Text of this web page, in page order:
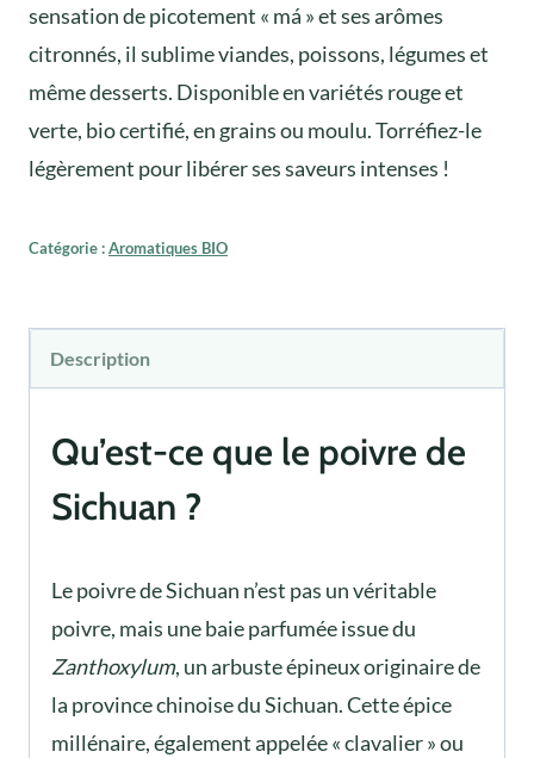
sensation de picotement « má » et ses arômes
citronnés, il sublime viandes, poissons, légumes et
même desserts. Disponible en variétés rouge et
verte, bio certifié, en grains ou moulu. Torréfiez-le
légèrement pour libérer ses saveurs intenses !
Catégorie : Aromatiques BIO
Description
Qu’est-ce que le poivre de
Sichuan ?
Le poivre de Sichuan n’est pas un véritable
poivre, mais une baie parfumée issue du
Zanthoxylum, un arbuste épineux originaire de
la province chinoise du Sichuan. Cette épice
millénaire, également appelée « clavalier » ou